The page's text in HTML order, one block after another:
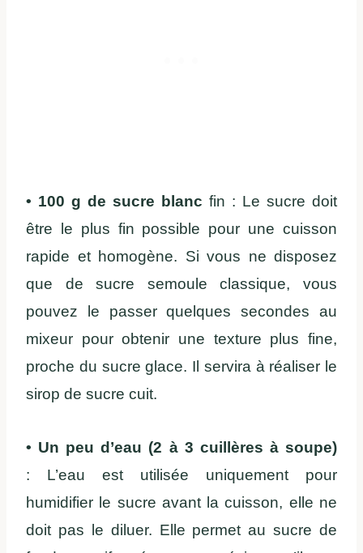
• 100 g de sucre blanc fin : Le sucre doit
être le plus fin possible pour une cuisson
rapide et homogène. Si vous ne disposez
que de sucre semoule classique, vous
pouvez le passer quelques secondes au
mixeur pour obtenir une texture plus fine,
proche du sucre glace. Il servira à réaliser le
sirop de sucre cuit.
• Un peu d’eau (2 à 3 cuillères à soupe)
: L’eau est utilisée uniquement pour
humidifier le sucre avant la cuisson, elle ne
doit pas le diluer. Elle permet au sucre de